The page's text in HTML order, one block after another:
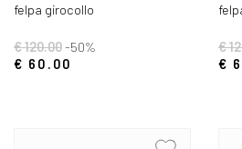
felpa girocollo
€ 120.00-50%
€ 60.00
€
€